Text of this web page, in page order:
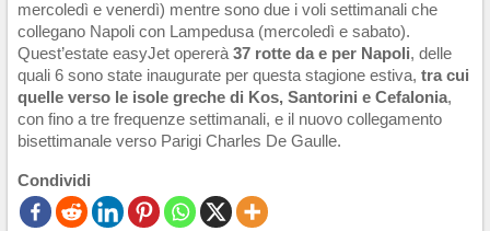
mercoledì e venerdì) mentre sono due i voli settimanali che
collegano Napoli con Lampedusa (mercoledì e sabato).
Quest’estate easyJet opererà37 rotte da e per Napoli, delle
quali 6 sono state inaugurate per questa stagione estiva, tra cui
quelle verso le isole greche di Kos, Santorini e Cefalonia,
con fino a tre frequenze settimanali, e il nuovo collegamento
bisettimanale verso Parigi Charles De Gaulle.
Condividi